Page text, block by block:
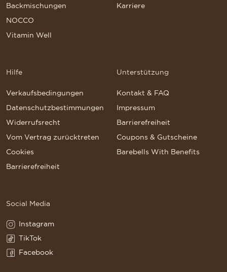
Backmischungen
NOCCO
Vitamin Well
Karriere
Hilfe
Verkaufsbedingungen
Datenschutzbestimmungen
Widerrufsrecht
Vom Vertrag zurücktreten
Cookies
Barrierefreiheit
Unterstützung
Kontakt & FAQ
Impressum
Barrierefreiheit
Coupons & Gutscheine
Barebells With Benefits
Social Media
Instagram(Opens in a new tab)
Instagram
TikTok(Opens in a new tab)
TikTok
Facebook(Opens in a new tab)
Facebook